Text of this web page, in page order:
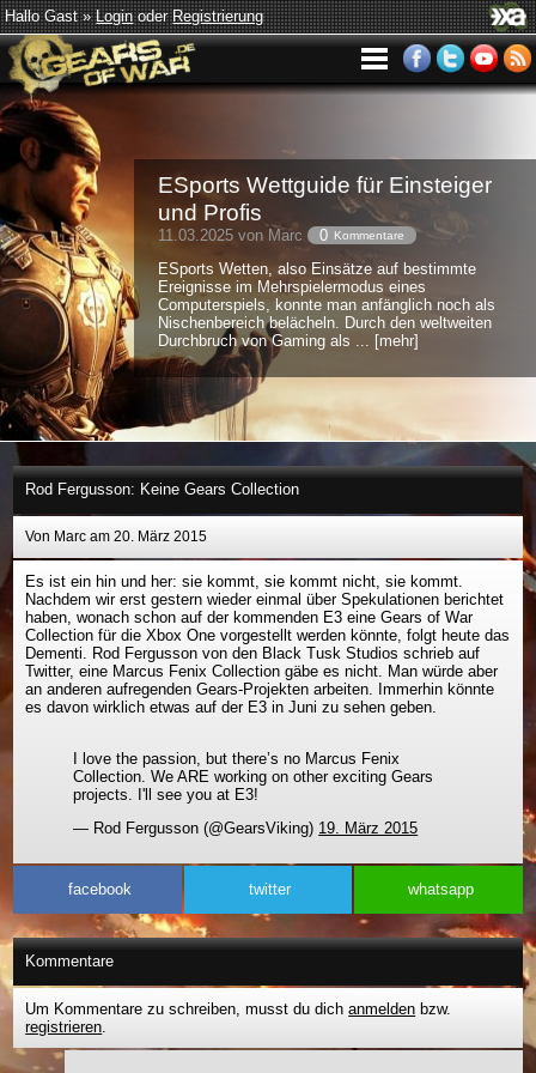
Hallo Gast »LoginoderRegistrierung
ESports Wettguide für Einsteiger
und Profis
11.03.2025 von Marc 0 Kommentare
ESports Wetten, also Einsätze auf bestimmte
Ereignisse im Mehrspielermodus eines
Computerspiels, konnte man anfänglich noch als
Nischenbereich belächeln. Durch den weltweiten
Durchbruch von Gaming als ... [mehr]
Rod Fergusson: Keine Gears Collection
Von Marc am 20. März 2015
Es ist ein hin und her: sie kommt, sie kommt nicht, sie kommt.
Nachdem wir erst gestern wieder einmal über Spekulationen berichtet
haben, wonach schon auf der kommenden E3 eine Gears of War
Collection für die Xbox One vorgestellt werden könnte, folgt heute das
Dementi. Rod Fergusson von den Black Tusk Studios schrieb auf
Twitter, eine Marcus Fenix Collection gäbe es nicht. Man würde aber
an anderen aufregenden Gears-Projekten arbeiten. Immerhin könnte
es davon wirklich etwas auf der E3 in Juni zu sehen geben.
I love the passion, but there’s no Marcus Fenix
Collection. We ARE working on other exciting Gears
projects. I'll see you at E3!
— Rod Fergusson (@GearsViking) 19. März 2015
facebook twitter whatsapp
Kommentare
Um Kommentare zu schreiben, musst du dichanmelden bzw.
registrieren.